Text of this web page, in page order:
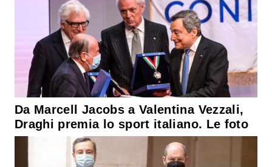
Da Marcell Jacobs a Valentina Vezzali,
Draghi premia lo sport italiano. Le foto